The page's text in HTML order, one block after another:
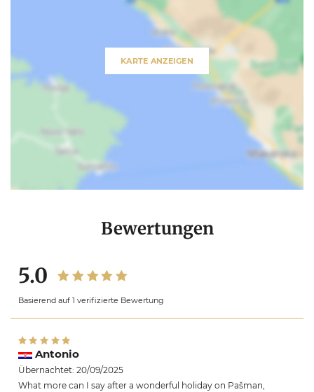
KARTE ANZEIGEN
Bewertungen
5.0
Basierend auf 1 verifizierte Bewertung
Antonio
Übernachtet: 20/09/2025
What more can I say after a wonderful holiday on Pašman,